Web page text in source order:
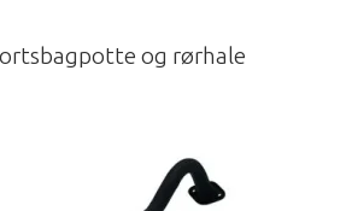
og rørhale